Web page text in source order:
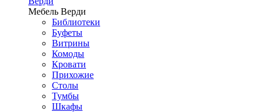
Мебель Верди
Библиотеки
Буфеты
Витрины
Комоды
Кровати
Прихожие
Столы
Тумбы
Шкафы